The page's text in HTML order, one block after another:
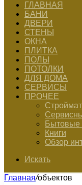
ГЛАВНАЯ
БАНИ
ДВЕРИ
СТЕНЫ
ОКНА
ПЛИТКА
ПОЛЫ
ПОТОЛКИ
ДЛЯ ДОМА
СЕРВИСЫ
ПРОЧЕЕ
Бытовые
Книги
Обзор
Искать
Главная/объектов